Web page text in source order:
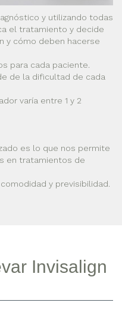
y utilizando todas
el tratamiento y decide
y cómo deben hacerse
para cada paciente.
de la dificultad de cada
varía entre 1 y 2
es lo que nos permite
en tratamientos de
y previsibilidad.
Invisalign